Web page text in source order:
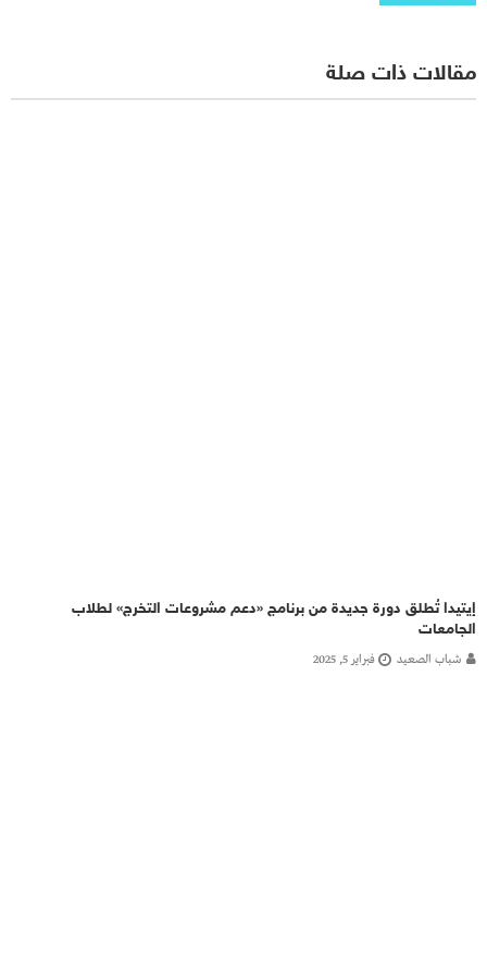
مقالات ذات صلة
إيتيدا تُطلق دورة جديدة من برنامج «دعم مشروعات التخرج» لطلاب
الجامعات
شباب الصعيد فبراير 5, 2025